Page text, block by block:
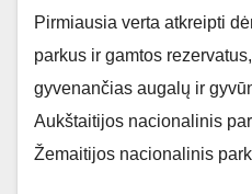
Pirmiausia verta atkreipti
parkus ir gamtos
gyvenančias augalų ir
Aukštaitijos nacionalinis
Žemaitijos nacionalinis